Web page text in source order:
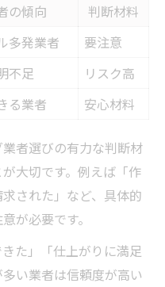
の傾向
判断材料
多発業者
要注意
不足
リスク高
る業者 安心材料
者選びの有力な判断材
大切です。例えば「作
された」など、具体的
が必要です。
た」「仕上がりに満足
い業者は信頼度が高い